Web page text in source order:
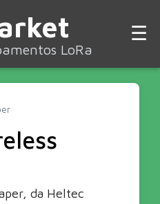
LoRa
☰
da Heltec